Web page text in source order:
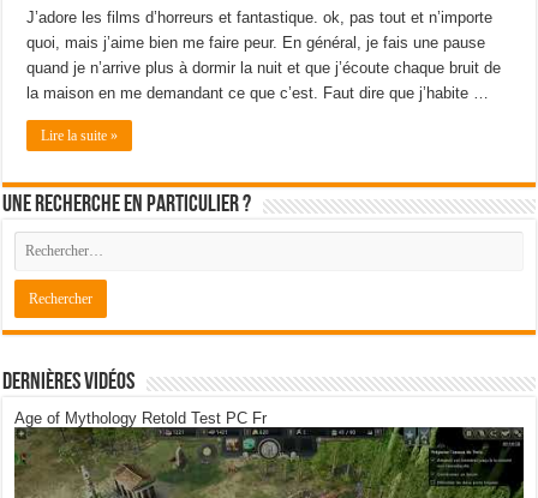
J’adore les films d’horreurs et fantastique. ok, pas tout et n’importe
quoi, mais j’aime bien me faire peur. En général, je fais une pause
quand je n’arrive plus à dormir la nuit et que j’écoute chaque bruit de
la maison en me demandant ce que c’est. Faut dire que j’habite …
Lire la suite »
Une recherche en particulier ?
Dernières Vidéos
Age of Mythology Retold Test PC Fr